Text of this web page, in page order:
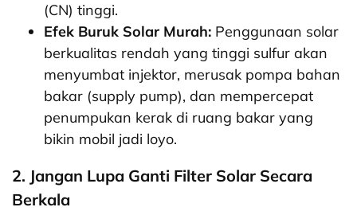
(CN) tinggi.
Efek Buruk Solar Murah: Penggunaan solar
berkualitas rendah yang tinggi sulfur akan
menyumbat injektor, merusak pompa bahan
bakar (supply pump), dan mempercepat
penumpukan kerak di ruang bakar yang
bikin mobil jadi loyo.
2. Jangan Lupa Ganti Filter Solar Secara
Berkala